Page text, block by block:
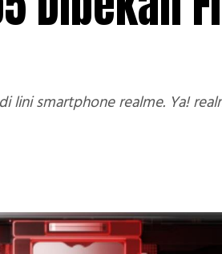
lini smartphone realme. Ya!